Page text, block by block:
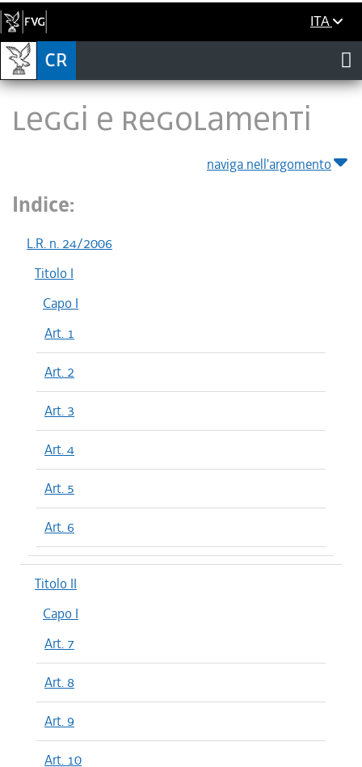
ITA
LEGGI E REGOLAMENTI
naviga nell'argomento
Indice:
L.R. n. 24/2006
Titolo I
Capo I
Art. 1
Art. 2
Art. 3
Art. 4
Art. 5
Art. 6
Titolo II
Capo I
Art. 7
Art. 8
Art. 9
Art. 10